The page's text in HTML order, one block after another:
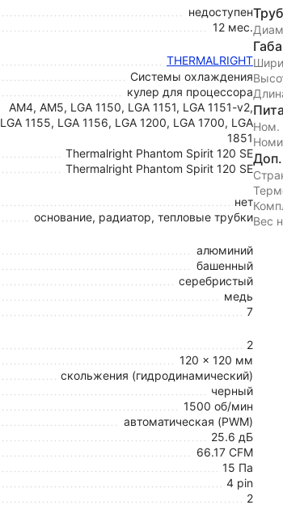
недоступен
12 мес.
THERMALRIGHT
Системы охлаждения
кулер для процессора
AM4, AM5, LGA 1150, LGA 1151, LGA 1151-v2,
LGA 1155, LGA 1156, LGA 1200, LGA 1700, LGA
1851
Thermalright Phantom Spirit 120 SE
Thermalright Phantom Spirit 120 SE
нет
основание, радиатор, тепловые трубки
алюминий
башенный
серебристый
медь
7
2
120 x 120 мм
скольжения (гидродинамический)
черный
1500 об/мин
автоматическая (PWM)
25.6 дБ
66.17 CFM
15 Па
4 pin
2
Ном.
Доп.
Вес